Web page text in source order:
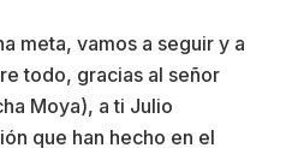
meta, vamos a seguir y a
todo, gracias al señor
Moya), a ti Julio
que han hecho en el